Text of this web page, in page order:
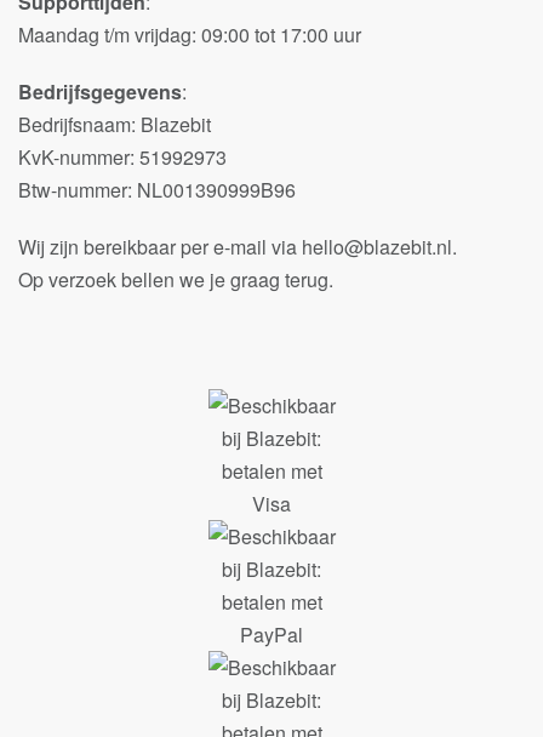
Maandag t/m vrijdag: 09:00 tot 17:00 uur
Bedrijfsgegevens:
Bedrijfsnaam: Blazebit
KvK-nummer: 51992973
Btw-nummer: NL001390999B96
Wij zijn bereikbaar per e-mail via hello@blazebit.nl.
Op verzoek bellen we je graag terug.